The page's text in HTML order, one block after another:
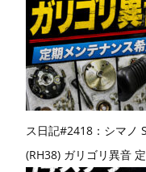
ス日記#2418：シマノ
(RH38) ガリゴリ異音